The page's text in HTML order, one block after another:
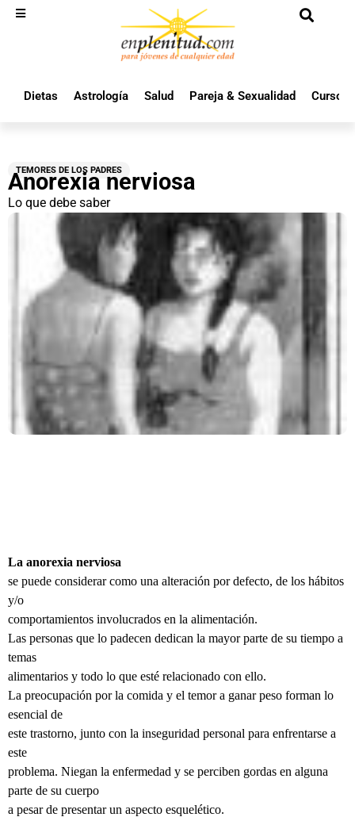
Dietas Astrología Salud Pareja & Sexualidad Cursos
TEMORES DE LOS PADRES
Anorexia nerviosa
Lo que debe saber
La anorexia nerviosa
se puede considerar como una alteración por defecto, de los hábitos
y/o
comportamientos involucrados en la alimentación.
Las personas que lo padecen dedican la mayor parte de su tiempo a
temas
alimentarios y todo lo que esté relacionado con ello.
La preocupación por la comida y el temor a ganar peso forman lo
esencial de
este trastorno, junto con la inseguridad personal para enfrentarse a
este
problema. Niegan la enfermedad y se perciben gordas en alguna
parte de su cuerpo
a pesar de presentar un aspecto esquelético.